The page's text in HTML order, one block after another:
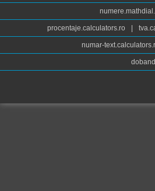
procentaje.calculators.ro
numar-